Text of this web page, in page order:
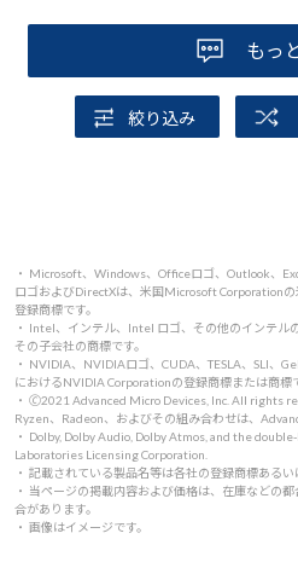
もっ
絞り込み
・ Microsoft、Windows、Officeロゴ、Outlook、
ロゴおよびDirectXは、米国Microsoft Corporation
登録商標です。
・ Intel、インテル、Intel ロゴ、その他のインテ
その子会社の商標です。
・ NVIDIA、NVIDIAロゴ、CUDA、TESLA、SLI、
におけるNVIDIA Corporationの登録商標または商標
・ 🄫2021 Advanced Micro Devices, Inc. All rights
Ryzen、Radeon、およびその組み合わせは、
・ Dolby, Dolby Audio, Dolby Atmos, and the
Laboratories Licensing Corporation.
・ 記載されている製品名等は各社の登録商標あるい
・ 当ページの掲載内容および価格は、在庫などの
合があります。
・ 画像はイメージです。